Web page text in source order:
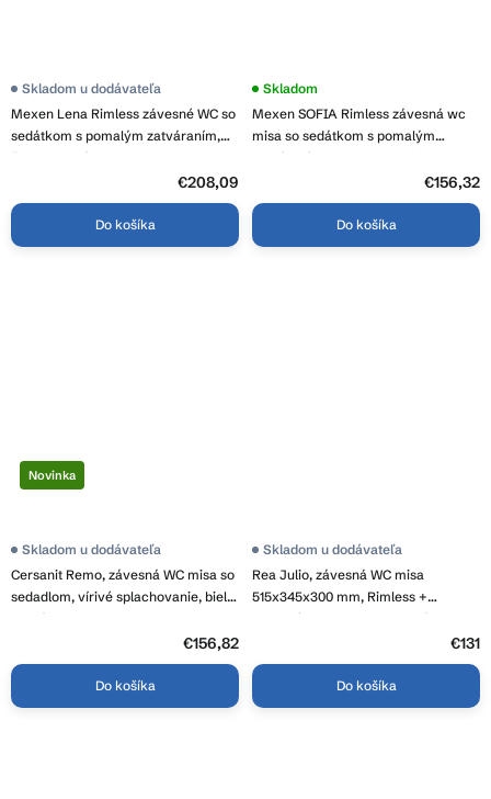
Mexen Lena Rimless závesné WC so
sedátkom s pomalým zatváraním,
čierna lesklá, 30224070
Priemerné
produktu
je
3,8
Skladom u dodávateľa
€208,09
Do košíka
Mexen SOFIA Rimless závesná wc
misa so sedátkom s pomalým
zatváraním, 49 x 37 cm, biela,
Skladom
€156,32
Do košíka
Novinka
Cersanit Remo, závesná WC misa so
sedadlom, vírivé splachovanie, biela
lesklá, S4035-001
Skladom u dodávateľa
€156,82
Do košíka
Rea Julio, závesná WC misa
515x345x300 mm, Rimless +
toaletné sedadlo, biela lesklá, REA-
Skladom u dodávateľa
€131
Do košíka